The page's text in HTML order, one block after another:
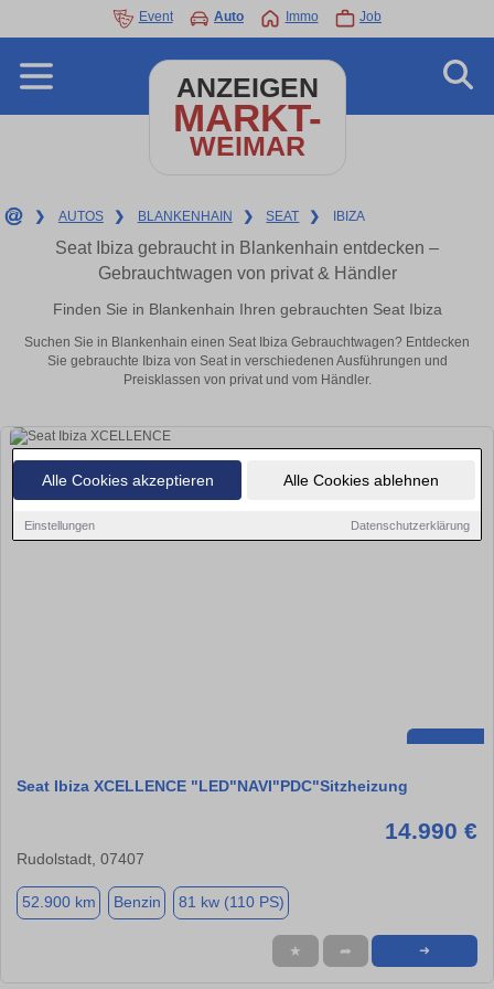
Alle Cookies akzeptieren Alle Cookies ablehnen
Einstellungen Datenschutzerklärung
Event Auto Immo Job
ANZEIGEN
MARKT-
WEIMAR
❯ AUTOS ❯ BLANKENHAIN ❯ SEAT ❯ IBIZA
Seat Ibiza gebraucht in Blankenhain entdecken –
Gebrauchtwagen von privat & Händler
Finden Sie in Blankenhain Ihren gebrauchten Seat Ibiza
Suchen Sie in Blankenhain einen Seat Ibiza Gebrauchtwagen? Entdecken
Sie gebrauchte Ibiza von Seat in verschiedenen Ausführungen und
Preisklassen von privat und vom Händler.
Seat Ibiza XCELLENCE "LED"NAVI"PDC"Sitzheizung
14.990 €
Rudolstadt, 07407
52.900 km Benzin 81 kw (110 PS)
★ ➦ ➜